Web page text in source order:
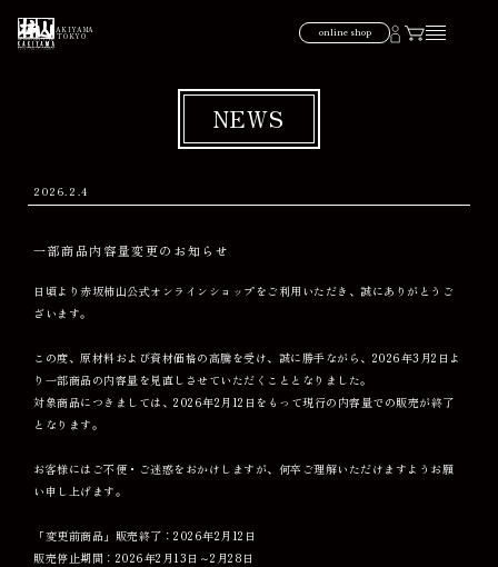
KAKIYAMA
TOKYO online shop
NEWS
2026.2.4
一部商品内容量変更のお知らせ
日頃より赤坂柿山公式オンラインショップをご利用いただき、誠にありがとうご
ざいます。
この度、原材料および資材価格の高騰を受け、誠に勝手ながら、2026年3月2日よ
り一部商品の内容量を見直しさせていただくこととなりました。
対象商品につきましては、2026年2月12日をもって現行の内容量での販売が終了
となります。
お客様にはご不便・ご迷惑をおかけしますが、何卒ご理解いただけますようお願
い申し上げます。
「変更前商品」販売終了：2026年2月12日
販売停止期間：2026年2月13日～2月28日